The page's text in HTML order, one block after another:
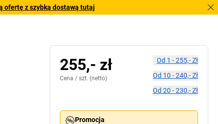
ofertę z szybką dostawą tutaj
255,- zł
Cena / szt. (netto)
Od 1 -255,- Zł
Od 10 -240,- Zł
Od 20 -230,- Zł
Promocja